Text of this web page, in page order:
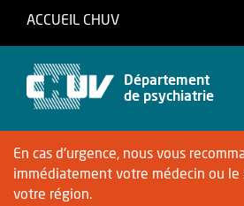
ACCUEIL CHUV
Département
de psychiatrie
En cas d'urgence, nous vous
immédiatement votre médecin ou le
votre région.